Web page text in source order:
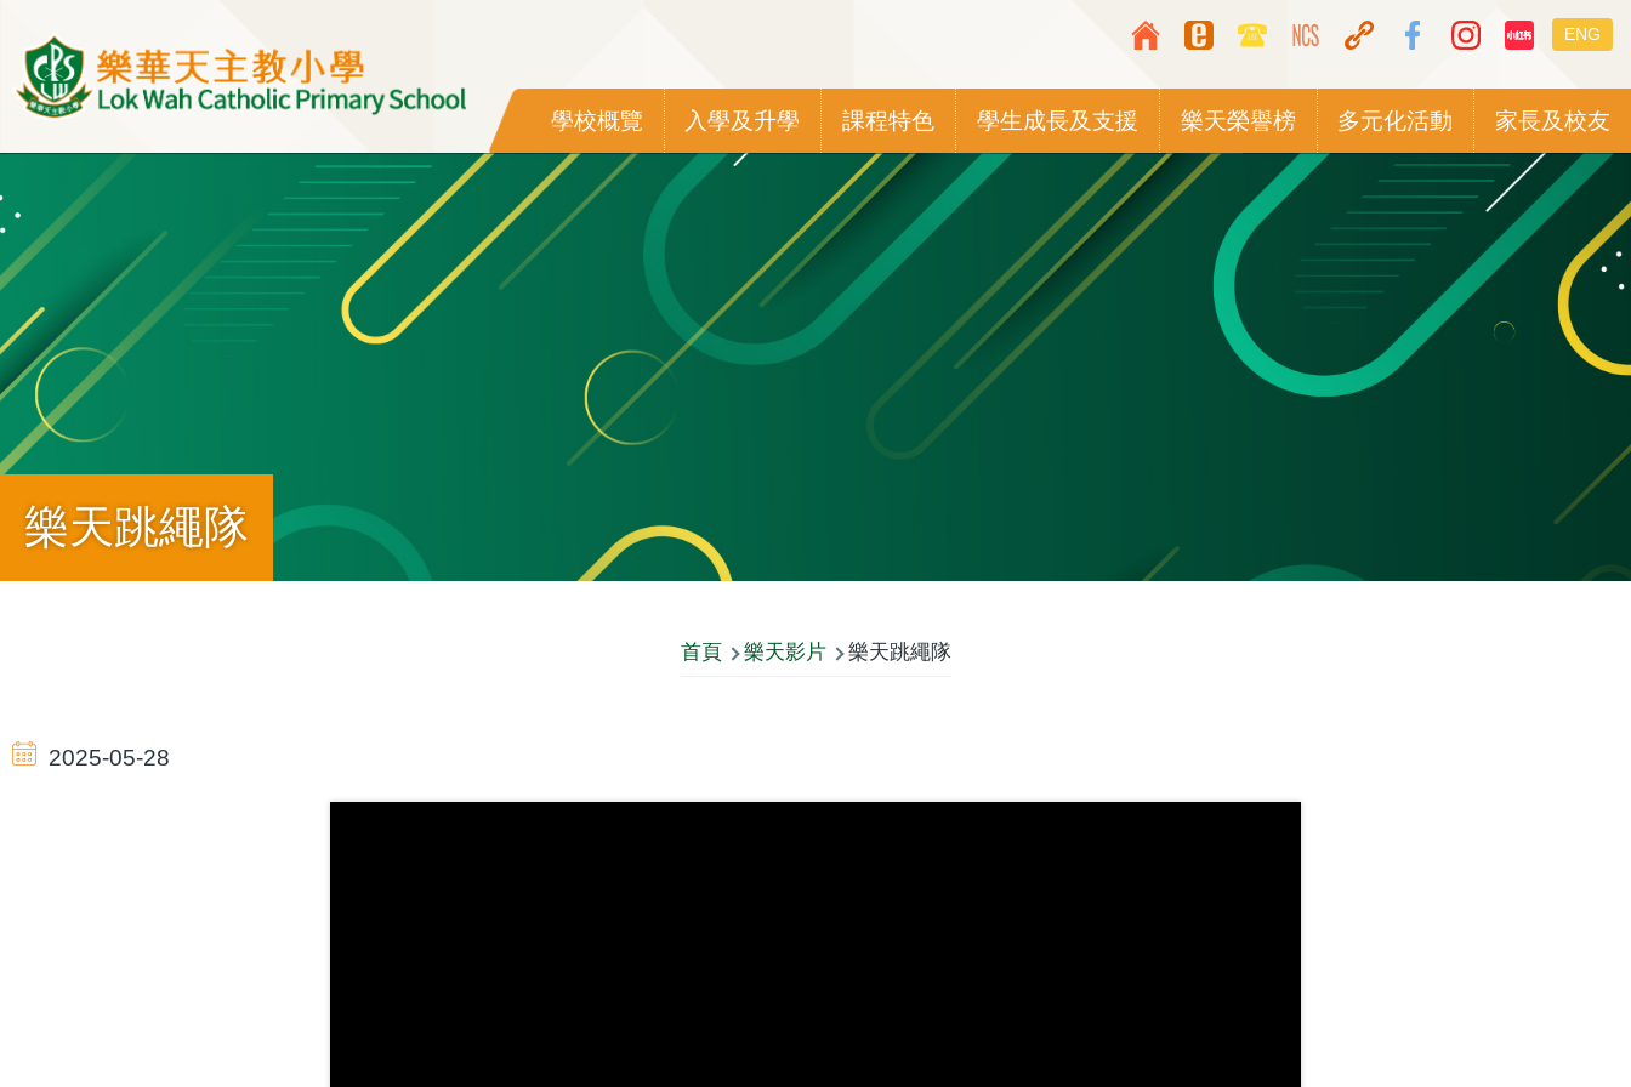
Top
Media
Icon
Button
switcher
ENG
Main
navigation
學校概覽 入學及升學 課程特色 學生成長及支援 樂天榮譽榜 多元化活動 家長及校友
樂天跳繩隊
航
首頁 樂天影片 樂天跳繩隊
2025-05-28